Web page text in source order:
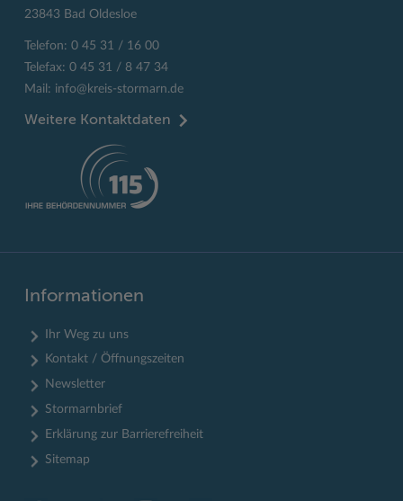
23843 Bad Oldesloe
Telefon: 0 45 31 / 16 00
Telefax: 0 45 31 / 8 47 34
Mail: info@kreis-stormarn.de
Weitere Kontaktdaten
Informationen
Ihr Weg zu uns
Kontakt / Öffnungszeiten
Newsletter
Stormarnbrief
Erklärung zur Barrierefreiheit
Sitemap